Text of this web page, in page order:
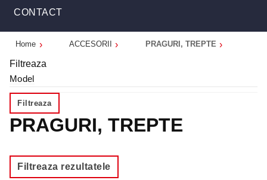
CONTACT
Home ACCESORII PRAGURI, TREPTE
Filtreaza
Model
Filtreaza
PRAGURI, TREPTE
Filtreaza rezultatele